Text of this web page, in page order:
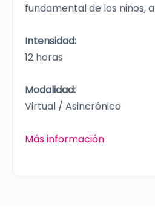
fundamental de los niños,
Intensidad:
12 horas
Modalidad:
Virtual / Asincrónico
Más información